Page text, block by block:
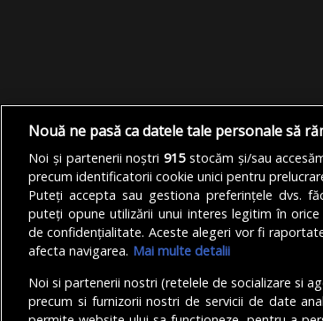
Nouă ne pasă ca datele tale personale să
Noi și partenerii noștri915stocăm și/sau
precum identificatorii cookie unici pentru
Puteți accepta sau gestiona preferințele dvs.
puteți opune utilizării unui interes legitim în
de confidențialitate. Aceste alegeri vor fi
afecta navigarea. Mai multe detalii
Noi si partenerii nostri (retelele de socializare si
precum si furnizorii nostri de servicii de date